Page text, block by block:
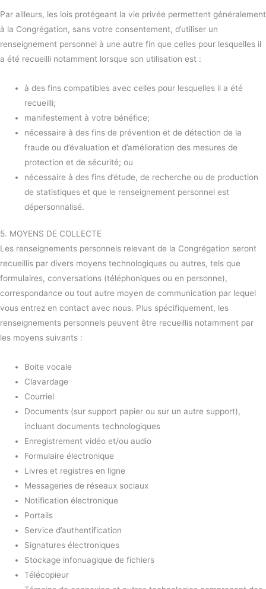
Par ailleurs, les lois protégeant la vie privée permettent généralement
à la Congrégation, sans votre consentement, d’utiliser un
renseignement personnel à une autre fin que celles pour lesquelles il
a été recueilli notamment lorsque son utilisation est :
à des fins compatibles avec celles pour lesquelles il a été
recueilli;
manifestement à votre bénéfice;
nécessaire à des fins de prévention et de détection de la
fraude ou d’évaluation et d’amélioration des mesures de
protection et de sécurité; ou
nécessaire à des fins d’étude, de recherche ou de production
de statistiques et que le renseignement personnel est
dépersonnalisé.
5. MOYENS DE COLLECTE
Les renseignements personnels relevant de la Congrégation seront
recueillis par divers moyens technologiques ou autres, tels que
formulaires, conversations (téléphoniques ou en personne),
correspondance ou tout autre moyen de communication par lequel
vous entrez en contact avec nous. Plus spécifiquement, les
renseignements personnels peuvent être recueillis notamment par
les moyens suivants :
Boite vocale
Clavardage
Courriel
Documents (sur support papier ou sur un autre support),
incluant documents technologiques
Enregistrement vidéo et/ou audio
Formulaire électronique
Livres et registres en ligne
Messageries de réseaux sociaux
Notification électronique
Portails
Service d’authentification
Signatures électroniques
Stockage infonuagique de fichiers
Télécopieur